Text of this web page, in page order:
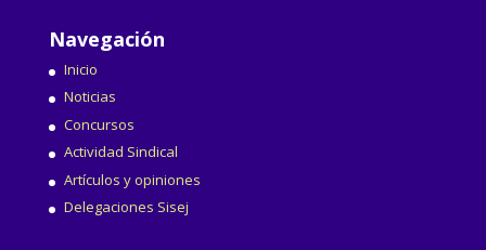
Navegación
Inicio
Noticias
Concursos
Actividad Sindical
Artículos y opiniones
Delegaciones Sisej